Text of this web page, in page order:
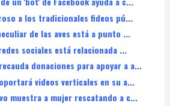
a los tradicionales fideos pú...
de las aves está a punto ...
sociales está relacionada ...
donaciones para apoyar a a...
videos verticales en su a...
muestra a mujer rescatando a c...